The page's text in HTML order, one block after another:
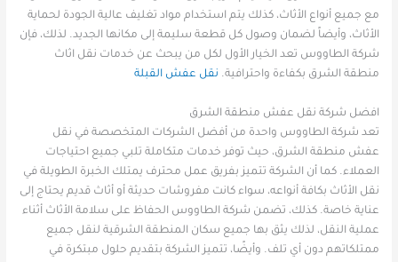
مع جميع أنواع الأثاث، كذلك يتم استخدام مواد تغليف عالية الجودة لحماية
الأثاث، وأيضاً لضمان وصول كل قطعة سليمة إلى مكانها الجديد. لذلك، فإن
شركة الطاووس تعد الخيار الأول لكل من يبحث عن خدمات نقل اثاث
منطقة الشرق بكفاءة واحترافية. نقل عفش القبلة
افضل شركة نقل عفش منطقة الشرق
تعد شركة الطاووس واحدة من أفضل الشركات المتخصصة في نقل
عفش منطقة الشرق، حيث توفر خدمات متكاملة تلبي جميع احتياجات
العملاء. كما أن الشركة تتميز بفريق عمل محترف يمتلك الخبرة الطويلة في
نقل الأثاث بكافة أنواعه، سواء كانت مفروشات حديثة أو أثاث قديم يحتاج إلى
عناية خاصة. كذلك، تضمن شركة الطاووس الحفاظ على سلامة الأثاث أثناء
عملية النقل، لذلك يثق بها جميع سكان المنطقة الشرقية لنقل جميع
ممتلكاتهم دون أي تلف. وأيضًا، تتميز الشركة بتقديم حلول مبتكرة في